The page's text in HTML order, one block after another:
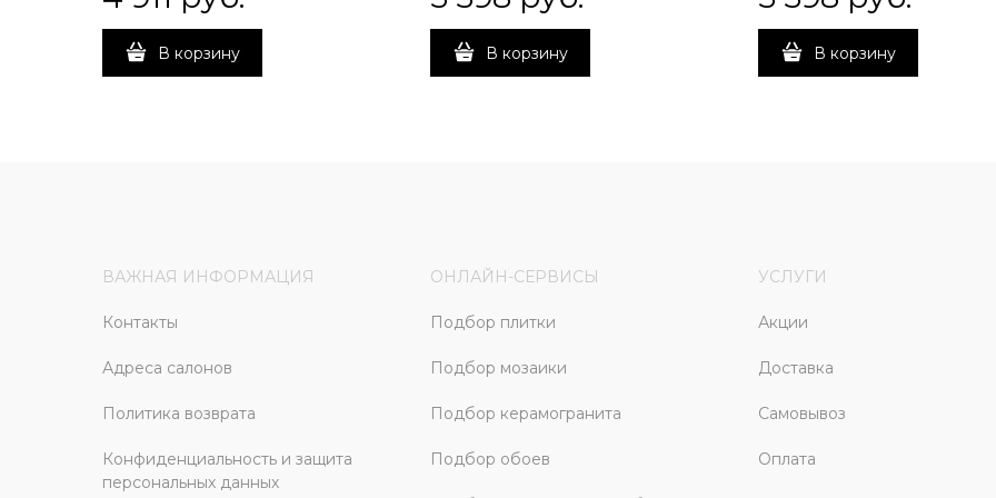
В корзину В корзину В корзину
ВАЖНАЯ ИНФОРМАЦИЯ
Контакты
Адреса салонов
Политика возврата
Конфиденциальность и защита
персональных данных
ОНЛАЙН-СЕРВИСЫ
Подбор плитки
Подбор мозаики
Подбор керамогранита
Подбор обоев
УСЛУГИ
Акции
Доставка
Самовывоз
Оплата